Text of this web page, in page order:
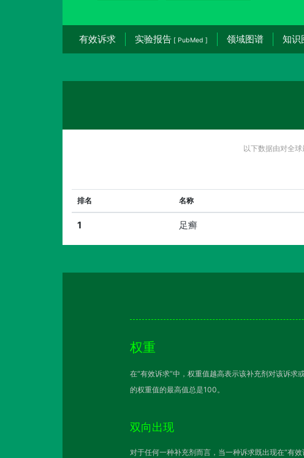
有效诉求 实验报告 [ PubMed ] 领域图谱 知识
以下数据由对全
排名 名称
1 足癣
权重
在“有效诉求”中，权重值越高表示该补充剂对该诉求
的权重值的最高值总是100。
双向出现
对于任何一种补充剂而言，当一种诉求既出现在“有